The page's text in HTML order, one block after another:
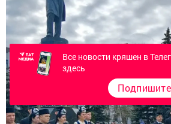
Все новости кряшен в
здесь